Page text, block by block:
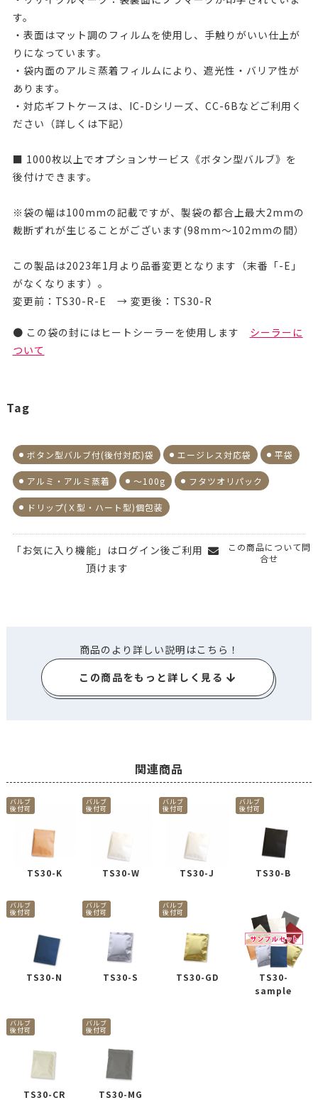
す。
・表面はマット調のフィルムを使用し、手触りがいい仕上が
りになっています。
・袋内面のアルミ蒸着フィルムにより、遮光性・バリア性が
あります。
・対応ギフトケースは、IC-Dシリーズ、CC-6Bなどご利用く
ださい（詳しくは下記）
■ 1000枚以上でオプションサービス《ボタン型バルブ》を
後付けできます。
※袋の幅は100mmの記載ですが、製袋の都合上最大2mmの
裁断ずれが生じることがございます(98mm～102mmの間）
この製品は2023年1月より品番変更となります（末番「-E」
がなくなります）。
変更前：TS30-R-E → 変更後：TS30-R
● この袋の封にはヒートシーラーを使用します シーラーに
ついて
Tag
ボタン型バルブ付(後付対応)袋 エージレス対応袋 平袋
アルミ・アルミ蒸着 ～100g フタツオリパック
ドリップ(Ｘ型・ハート型)個包装
「お気に入り機能」はログイン後ご利用
頂けます
この商品について問
合せ
商品のより詳しい説明はこちら！
この商品をもっと詳しく見る
関連商品
TS30-K
バルブ
後付可
TS30-W
バルブ
後付可
TS30-J
バルブ
後付可
TS30-B
バルブ
後付可
TS30-N
バルブ
後付可
TS30-S
バルブ
後付可
TS30-GD
バルブ
後付可
TS30-
sample
TS30-CR
バルブ
後付可
TS30-MG
バルブ
後付可